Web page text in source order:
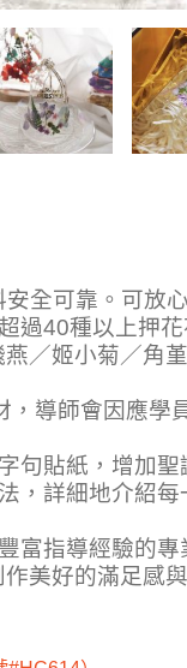
全可靠。可放
過40種以上押
／姬小菊／角
，導師會因應學
句貼紙，增加聖
，詳細地介紹
富指導經驗的
美好的滿足感